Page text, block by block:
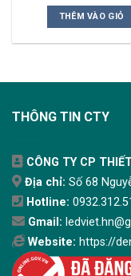
THÊM VÀO GIỎ
THÔNG TIN CTY
CÔNG TY CP
Địa chỉ: Số 68
Hotline:
Gmail:
Website: https://